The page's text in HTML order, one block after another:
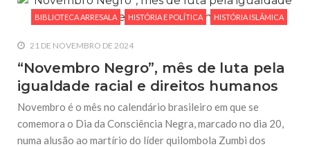
BIBLIOTECA ARRESALA HISTÓRIA E POLÍTICA HISTÓRIA ISLÂMICA
21 DE NOVEMBRO DE 2024
“Novembro Negro”, mês de luta pela
igualdade racial e direitos humanos
Novembro é o mês no calendário brasileiro em que se
comemora o Dia da Consciência Negra, marcado no dia 20,
numa alusão ao martírio do líder quilombola Zumbi dos